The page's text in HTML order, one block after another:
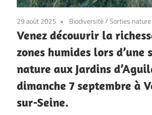
29 août 2025 Biodiversité/Sorties nature
Venez découvrir la
zones humides lors d’une
nature aux Jardins
dimanche 7 septembre à
sur-Seine.